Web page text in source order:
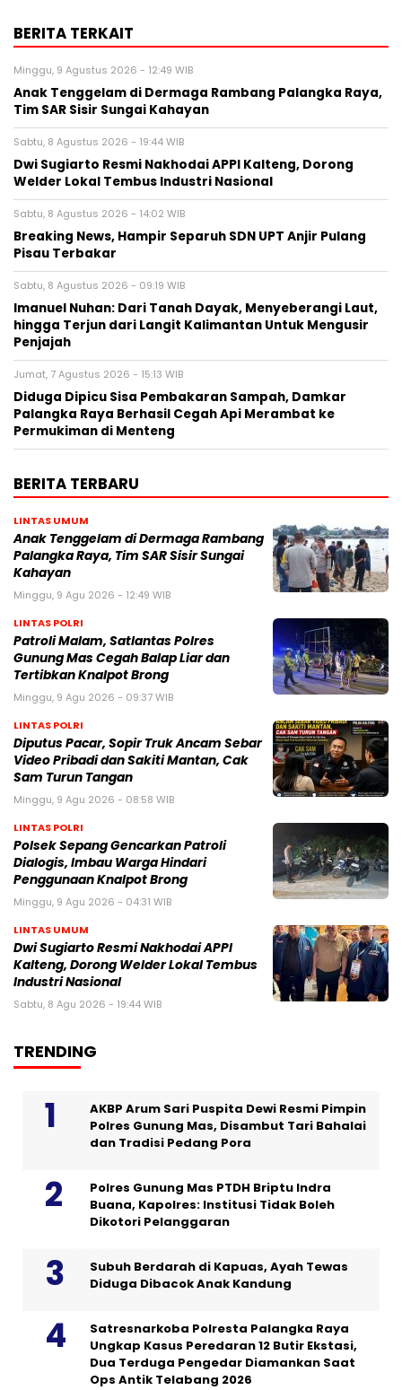
BERITA TERKAIT
Minggu, 9 Agustus 2026 - 12:49 WIB
Anak Tenggelam di Dermaga Rambang Palangka Raya,
Tim SAR Sisir Sungai Kahayan
Sabtu, 8 Agustus 2026 - 19:44 WIB
Dwi Sugiarto Resmi Nakhodai APPI Kalteng, Dorong
Welder Lokal Tembus Industri Nasional
Sabtu, 8 Agustus 2026 - 14:02 WIB
Breaking News, Hampir Separuh SDN UPT Anjir Pulang
Pisau Terbakar
Sabtu, 8 Agustus 2026 - 09:19 WIB
Imanuel Nuhan: Dari Tanah Dayak, Menyeberangi Laut,
hingga Terjun dari Langit Kalimantan Untuk Mengusir
Penjajah
Jumat, 7 Agustus 2026 - 15:13 WIB
Diduga Dipicu Sisa Pembakaran Sampah, Damkar
Palangka Raya Berhasil Cegah Api Merambat ke
Permukiman di Menteng
BERITA TERBARU
LINTAS UMUM
Anak Tenggelam di Dermaga Rambang
Palangka Raya, Tim SAR Sisir Sungai
Kahayan
Minggu, 9 Agu 2026 - 12:49 WIB
LINTAS POLRI
Patroli Malam, Satlantas Polres
Gunung Mas Cegah Balap Liar dan
Tertibkan Knalpot Brong
Minggu, 9 Agu 2026 - 09:37 WIB
LINTAS POLRI
Diputus Pacar, Sopir Truk Ancam Sebar
Video Pribadi dan Sakiti Mantan, Cak
Sam Turun Tangan
Minggu, 9 Agu 2026 - 08:58 WIB
LINTAS POLRI
Polsek Sepang Gencarkan Patroli
Dialogis, Imbau Warga Hindari
Penggunaan Knalpot Brong
Minggu, 9 Agu 2026 - 04:31 WIB
LINTAS UMUM
Dwi Sugiarto Resmi Nakhodai APPI
Kalteng, Dorong Welder Lokal Tembus
Industri Nasional
Sabtu, 8 Agu 2026 - 19:44 WIB
TRENDING
AKBP Arum Sari Puspita Dewi Resmi Pimpin
Polres Gunung Mas, Disambut Tari Bahalai
dan Tradisi Pedang Pora
Polres Gunung Mas PTDH Briptu Indra
Buana, Kapolres: Institusi Tidak Boleh
Dikotori Pelanggaran
Subuh Berdarah di Kapuas, Ayah Tewas
Diduga Dibacok Anak Kandung
Satresnarkoba Polresta Palangka Raya
Ungkap Kasus Peredaran 12 Butir Ekstasi,
Dua Terduga Pengedar Diamankan Saat
Ops Antik Telabang 2026